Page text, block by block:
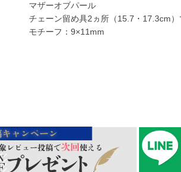
マザーオブパール
チェーン留め具2ヵ所（15.7・17.3cm
モチーフ：9×11mm